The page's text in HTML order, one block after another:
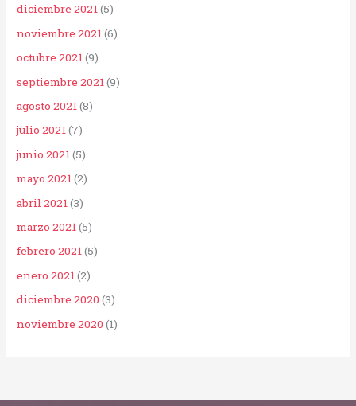
diciembre 2021(5)
noviembre 2021(6)
octubre 2021(9)
septiembre 2021(9)
agosto 2021(8)
julio 2021(7)
junio 2021(5)
mayo 2021(2)
abril 2021(3)
marzo 2021(5)
febrero 2021(5)
enero 2021(2)
diciembre 2020 (3)
noviembre 2020 (1)